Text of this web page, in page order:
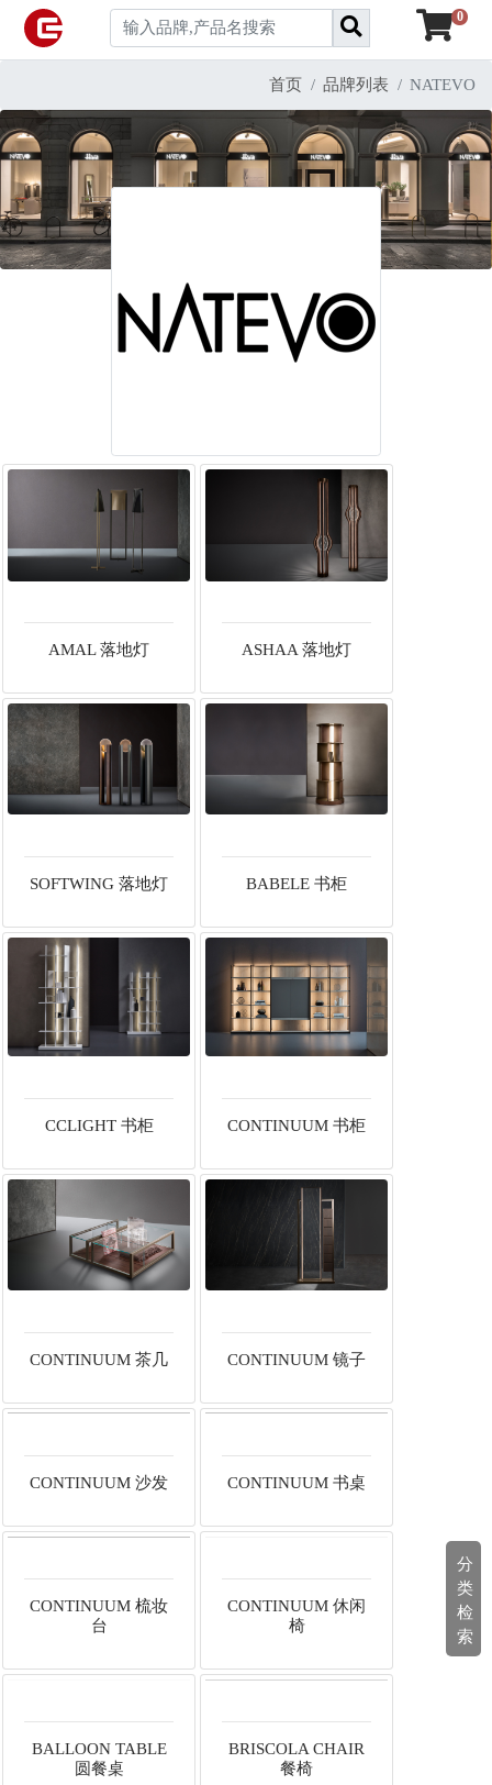
0
首页 品牌列表 NATEVO
分
类
检
索
AMAL 落地灯 ASHAA 落地灯
SOFTWING 落地灯 BABELE 书柜
CCLIGHT 书柜 CONTINUUM 书柜
CONTINUUM 茶几 CONTINUUM 镜子
CONTINUUM 沙发 CONTINUUM 书桌
CONTINUUM 梳妆
台
CONTINUUM 休闲
椅
BALLOON TABLE
圆餐桌
BRISCOLA CHAIR
餐椅